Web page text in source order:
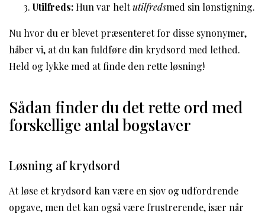
Utilfreds:Hun var heltutilfredsmed sin lønstigning.
Nu hvor du er blevet præsenteret for disse synonymer,
håber vi, at du kan fuldføre din krydsord med lethed.
Held og lykke med at finde den rette løsning!
Sådan finder du det rette ord med
forskellige antal bogstaver
Løsning af krydsord
At løse et krydsord kan være en sjov og udfordrende
opgave, men det kan også være frustrerende, især når